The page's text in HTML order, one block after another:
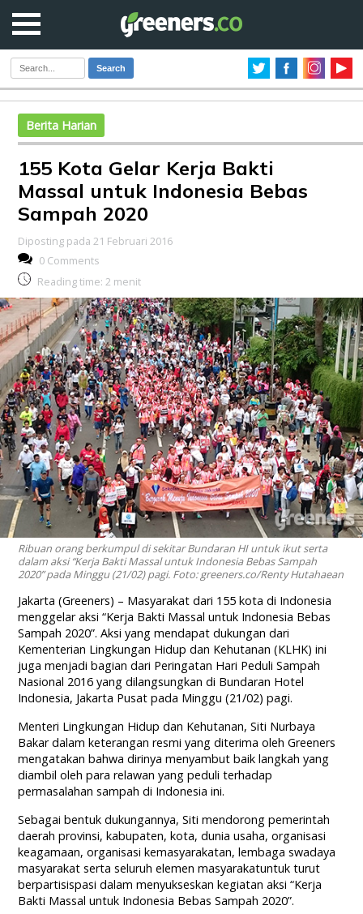
Search
Berita Harian
155 Kota Gelar Kerja Bakti
Massal untuk Indonesia Bebas
Sampah 2020
Diposting pada 21 Februari 2016
0 Comments
Reading time: 2 menit
Ribuan orang berkumpul di sekitar Bundaran HI untuk ikut serta
dalam aksi “Kerja Bakti Massal untuk Indonesia Bebas Sampah
2020” pada Minggu (21/02) pagi. Foto: greeners.co/Renty Hutahaean
Jakarta (Greeners) – Masyarakat dari 155 kota di Indonesia
menggelar aksi “Kerja Bakti Massal untuk Indonesia Bebas
Sampah 2020”. Aksi yang mendapat dukungan dari
Kementerian Lingkungan Hidup dan Kehutanan (KLHK) ini
juga menjadi bagian dari Peringatan Hari Peduli Sampah
Nasional 2016 yang dilangsungkan di Bundaran Hotel
Indonesia, Jakarta Pusat pada Minggu (21/02) pagi.
Menteri Lingkungan Hidup dan Kehutanan, Siti Nurbaya
Bakar dalam keterangan resmi yang diterima oleh Greeners
mengatakan bahwa dirinya menyambut baik langkah yang
diambil oleh para relawan yang peduli terhadap
permasalahan sampah di Indonesia ini.
Sebagai bentuk dukungannya, Siti mendorong pemerintah
daerah provinsi, kabupaten, kota, dunia usaha, organisasi
keagamaan, organisasi kemasyarakatan, lembaga swadaya
masyarakat serta seluruh elemen masyarakatuntuk turut
berpartisispasi dalam menyukseskan kegiatan aksi “Kerja
Bakti Massal untuk Indonesia Bebas Sampah 2020”.